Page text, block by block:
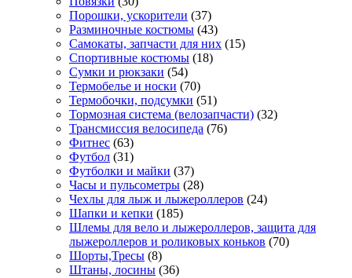
Порошки, ускорители (37)
Разминочные костюмы (43)
Самокаты, запчасти для них (15)
Спортивные костюмы (18)
Сумки и рюкзаки (54)
Термобелье и носки (70)
Термобочки, подсумки (51)
Тормозная система (велозапчасти) (32)
Трансмиссия велосипеда (76)
Фитнес (63)
Футбол (31)
Футболки и майки (37)
Часы и пульсометры (28)
Чехлы для лыж и лыжероллеров (24)
Шапки и кепки (185)
Шлемы для вело и лыжероллеров, защита для
лыжероллеров и роликовых коньков (70)
Шорты,Тресы (8)
Штаны, лосины (36)